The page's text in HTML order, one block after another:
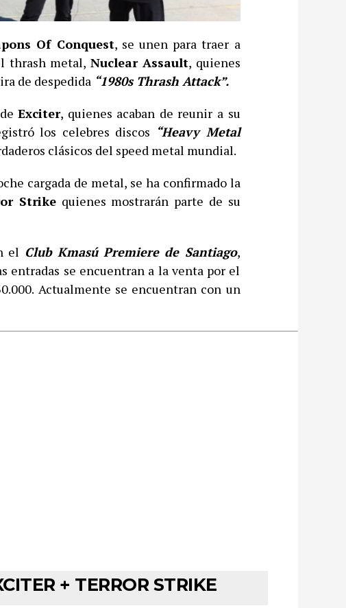
Of Conquest, se unen para traer a
thrash metal, Nuclear Assault, quienes
de despedida “1980s Thrash Attack”.
deExciter, quienes acaban de reunir a su
los celebres discos “Heavy Metal
clásicos del speed metal mundial.
cargada de metal, se ha confirmado la
Strike quienes mostrarán parte de su
el Club Kmasú Premiere de Santiago,
entradas se encuentran a la venta por el
Actualmente se encuentran con un
+ TERROR STRIKE